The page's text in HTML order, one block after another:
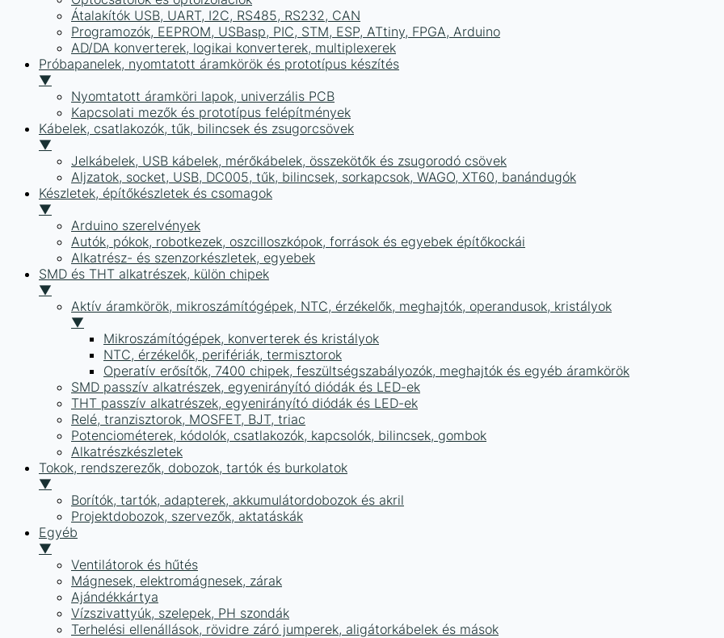
Átalakítók USB, UART, I2C, RS485, RS232, CAN
Programozók, EEPROM, USBasp, PIC, STM, ESP, ATtiny, FPGA, Arduino
AD/DA konverterek, logikai konverterek, multiplexerek
Próbapanelek, nyomtatott áramkörök és prototípus készítés
▼
Nyomtatott áramköri lapok, univerzális PCB
Kapcsolati mezők és prototípus felépítmények
Kábelek, csatlakozók, tűk, bilincsek és zsugorcsövek
▼
Jelkábelek, USB kábelek, mérőkábelek, összekötők és zsugorodó csövek
Aljzatok, socket, USB, DC005, tűk, bilincsek, sorkapcsok, WAGO, XT60, banándugók
Készletek, építőkészletek és csomagok
▼
Arduino szerelvények
Autók, pókok, robotkezek, oszcilloszkópok, források és egyebek építőkockái
Alkatrész- és szenzorkészletek, egyebek
SMD és THT alkatrészek, külön chipek
▼
Aktív áramkörök, mikroszámítógépek, NTC, érzékelők, meghajtók, operandusok, kristályok
▼
Mikroszámítógépek, konverterek és kristályok
NTC, érzékelők, perifériák, termisztorok
Operatív erősítők, 7400 chipek, feszültségszabályozók, meghajtók és egyéb áramkörök
SMD passzív alkatrészek, egyenirányító diódák és LED-ek
THT passzív alkatrészek, egyenirányító diódák és LED-ek
Relé, tranzisztorok, MOSFET, BJT, triac
Potenciométerek, kódolók, csatlakozók, kapcsolók, bilincsek, gombok
Alkatrészkészletek
Tokok, rendszerezők, dobozok, tartók és burkolatok
▼
Borítók, tartók, adapterek, akkumulátordobozok és akril
Projektdobozok, szervezők, aktatáskák
Egyéb
▼
Ventilátorok és hűtés
Mágnesek, elektromágnesek, zárak
Ajándékkártya
Vízszivattyúk, szelepek, PH szondák
Terhelési ellenállások, rövidre záró jumperek, aligátorkábelek és mások